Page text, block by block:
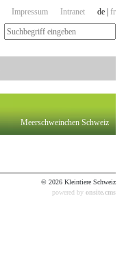
Impressum Intranet de| fr
Meerschweinchen Schweiz
© 2026 Kleintiere Schweiz
powered by onsite.cms